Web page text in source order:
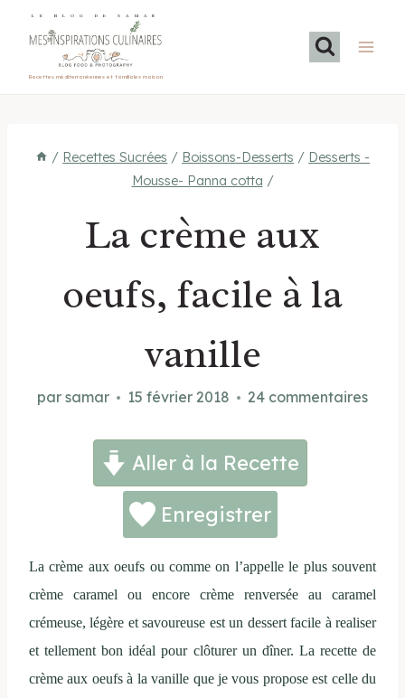
LE BLOG DE SAMAR
Recettes méditerranéennes et familiales maison
/ Recettes Sucrées / Boissons-Desserts / Desserts -
Mousse- Panna cotta /
La crème aux
oeufs, facile à la
vanille
par samar 15 février 2018 24 commentaires
Aller à la Recette
Enregistrer
La crème aux oeufs ou comme on l’appelle le plus souvent
crème caramel ou encore crème renversée au caramel
crémeuse, légère et savoureuse est un dessert facile à realiser
et tellement bon idéal pour clôturer un dîner. La recette de
crème aux oeufs à la vanille que je vous propose est celle du